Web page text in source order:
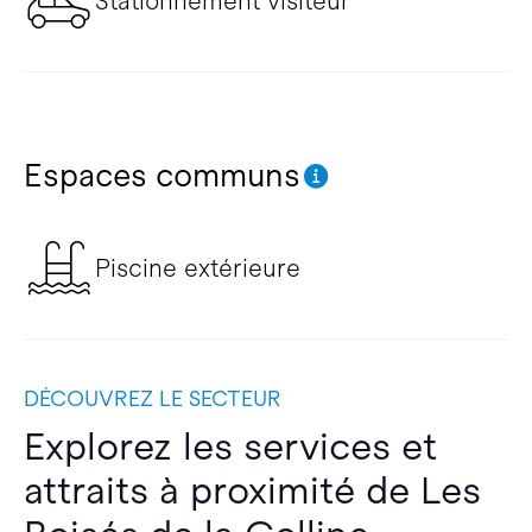
Espaces communs
Piscine extérieure
DÉCOUVREZ LE SECTEUR
Explorez les services et
attraits à proximité de Les